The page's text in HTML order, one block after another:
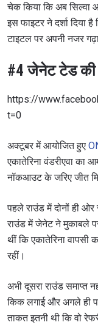
चेक किया कि अब सिल्वा
इस फाइटर ने दर्शा दिया
टाइटल पर अपनी नजर
#4 जेनेट टेड की
https://
t=0
अक्टूबर में आयोजित हुए
एकातेरिना वंडरीएवा का
नॉकआउट के जरिए जीत
पहले राउंड में दोनों ही
राउंड में जेनेट ने मुकाबले
थीं कि एकातेरिना
रहीं।
अभी दूसरा राउंड समाप्त
किक लगाई और अगले ही
ताकत इतनी थी कि वो